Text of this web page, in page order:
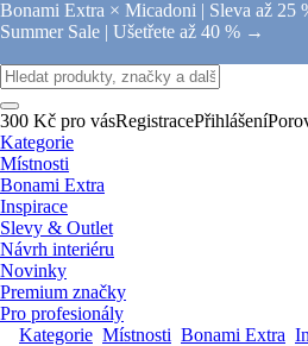
Bonami Extra × Micadoni | Sleva až 25
Summer Sale | Ušetřete až 40 % →
300 Kč pro vásRegistracePřihlášení
Kategorie
Místnosti
Bonami Extra
Inspirace
Slevy & Outlet
Návrh interiéru
Novinky
Premium značky
Pro profesionály
Kategorie Místnosti Bonami Extra